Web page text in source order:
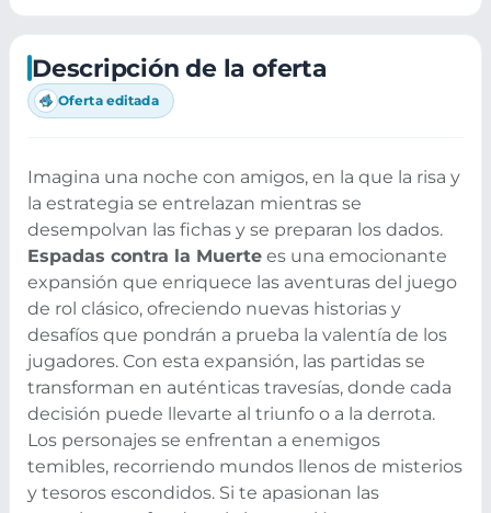
Descripción de la oferta
Oferta editada
Imagina una noche con amigos, en la que la risa y
la estrategia se entrelazan mientras se
desempolvan las fichas y se preparan los dados.
Espadas contra la Muerte es una emocionante
expansión que enriquece las aventuras del juego
de rol clásico, ofreciendo nuevas historias y
desafíos que pondrán a prueba la valentía de los
jugadores. Con esta expansión, las partidas se
transforman en auténticas travesías, donde cada
decisión puede llevarte al triunfo o a la derrota.
Los personajes se enfrentan a enemigos
temibles, recorriendo mundos llenos de misterios
y tesoros escondidos. Si te apasionan las